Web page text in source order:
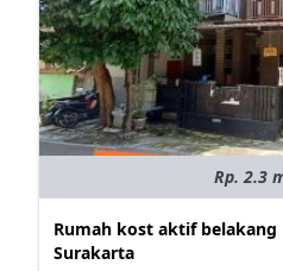
Rp. 2.3
Rumah kost aktif belakang
Surakarta